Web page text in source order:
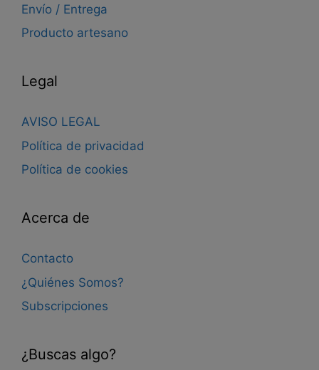
Envío / Entrega
Producto artesano
Legal
AVISO LEGAL
Política de privacidad
Política de cookies
Acerca de
Contacto
¿Quiénes Somos?
Subscripciones
¿Buscas algo?